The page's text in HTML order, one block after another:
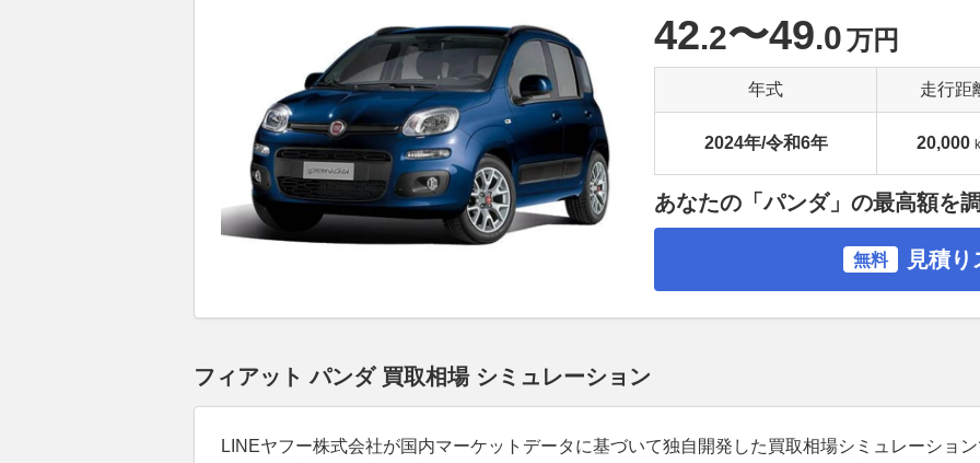
42.2〜49.0万円
年式 走行距
2024年/令和6年 20,000
あなたの「パンダ」の最高額を
無料 見積
フィアット パンダ 買取相場 シミュレーション
LINEヤフー株式会社が国内マーケットデータに基づいて独自開発した買取相場シミュレーショ